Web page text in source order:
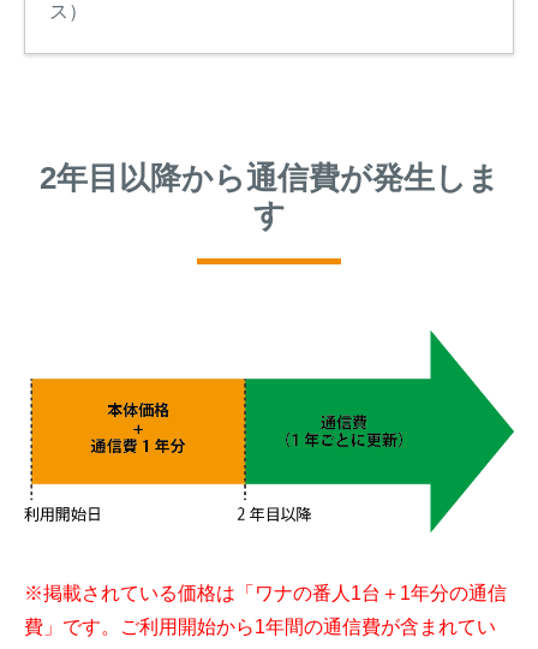
ス）
2年目以降から通信費が発生しま
す
※掲載されている価格は「ワナの番人1台＋1年分の通信
費」です。ご利用開始から1年間の通信費が含まれてい